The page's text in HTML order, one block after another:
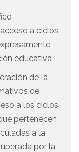
a ciclos
educativa
de la
de
a los ciclos
pertenecen
a la
por la